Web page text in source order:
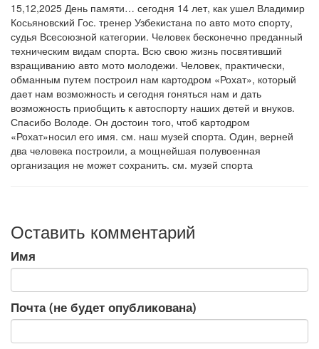
15,12,2025 День памяти… сегодня 14 лет, как ушел Владимир
Косьяновский Гос. тренер Узбекистана по авто мото спорту,
судья Всесоюзной категории. Человек бесконечно преданный
техническим видам спорта. Всю свою жизнь посвятивший
взращиванию авто мото молодежи. Человек, практически,
обманным путем построил нам картодром «Рохат», который
дает нам возможность и сегодня гоняться нам и дать
возможность приобщить к автоспорту наших детей и внуков.
Спасибо Володе. Он достоин того, чтоб картодром
«Рохат»носил его имя. см. наш музей спорта. Один, верней
два человека построили, а мощнейшая полувоенная
организация не может сохранить. см. музей спорта
Оставить комментарий
Имя
Почта (не будет опубликована)